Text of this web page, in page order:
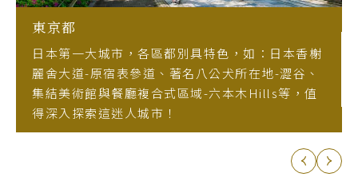
東京都
日本第一大城市，各區都別具特色，如：日本香榭
麗舍大道-原宿表參道、著名八公犬所在地-澀谷、
集結美術館與餐廳複合式區域-六本木Hills等，值
得深入探索這迷人城市！